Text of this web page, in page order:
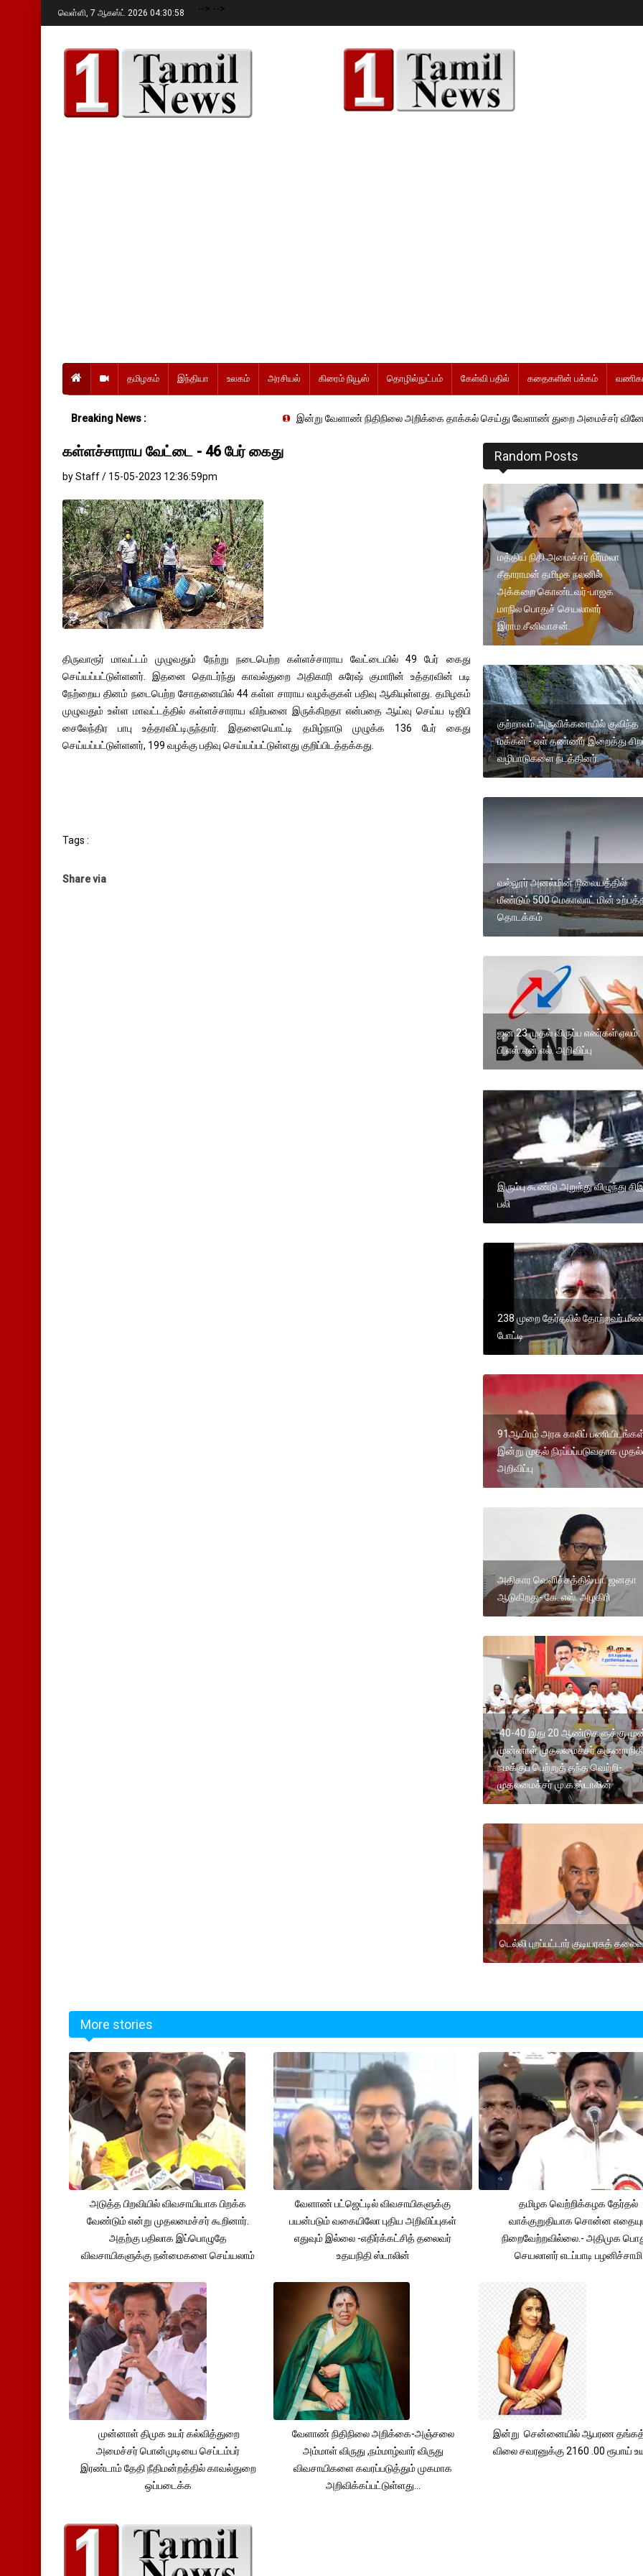
வெள்ளி, 7 ஆகஸ்ட் 2026 04:30:59 --> -->
தமிழகம் இந்தியா உலகம் அரசியல் கிரைம் நியூஸ் தொழில்நுட்பம் கேள்வி பதில் கதைகளின் பக்கம்
Breaking News : இன்று வேளாண் நிதிநிலை அறிக்கை தாக்கல் செய்து வேளாண் துறை அமைச்சர் வினோத் வாசித்து
கள்ளச்சாராய வேட்டை - 46 பேர் கைது
by Staff / 15-05-2023 12:36:59pm
திருவாரூர் மாவட்டம் முழுவதும் நேற்று நடைபெற்ற கள்ளச்சாராய வேட்டையில் 49 பேர் கைது
செய்யப்பட்டுள்ளனர். இதனை தொடர்ந்து காவல்துறை அதிகாரி சுரேஷ் குமாரின் உத்தரவின் படி
நேற்றைய தினம் நடைபெற்ற சோதனையில் 44 கள்ள சாராய வழக்குகள் பதிவு ஆகியுள்ளது. தமிழகம்
முழுவதும் உள்ள மாவட்டத்தில் கள்ளச்சாராய விற்பனை இருக்கிறதா என்பதை ஆய்வு செய்ய டிஜிபி
சைலேந்திர பாபு உத்தரவிட்டிருந்தார். இதனையொட்டி தமிழ்நாடு முழுக்க 136 பேர் கைது
செய்யப்பட்டுள்ளனர், 199 வழக்கு பதிவு செய்யப்பட்டுள்ளது குறிப்பிடத்தக்கது.
Tags :
Share via
Random Posts
மத்திய நிதி அமைச்சர் நிர்மலா
சீதாராமன் தமிழக நலனில்
அக்கறை கொண்டவர்-பாஜக
மாநில பொதுச் செயலாளர்
இராம.சீனிவாசன்.
குற்றாலம் அருவிக்கரையில் குவிந்த
மக்கள் - எள் தண்ணீர் இறைத்து
வழிபாடுகளை நடத்தினர்.
வல்லூர் அனல்மின் நிலையத்தில்
மீண்டும் 500 மெகாவாட் மின்
தொடக்கம்
ஜன.23 முதல் விருப்ப எண்கள் ஏலம்:
பி.எஸ்.என்.எல். அறிவிப்பு
இரும்பு கூண்டு அறுந்து விழுந்து
பலி
238 முறை தேர்தலில் தோற்றவர்
போட்டி
91ஆயிரம் அரசு காலிப்
இன்று முதல் நிரப்பப்படுவதாக
அறிவிப்பு
அதிகார வெளிச்சத்தில் பா. ஜனதா
ஆடுகிறது- கே. எஸ். அழகிரி
40-40 இது 20 ஆண்டுகளுக்கு
முன்னாள் முதலமைச்சர்
நமக்குப் பெற்றுத் தந்த வெற்றி-
முதலமைச்சர் மு.க.ஸ்டாலின்
டெல்லி புறப்பட்டார் குடியரசுத்
More stories
அடுத்த பிறவியில் விவசாயியாக பிறக்க
வேண்டும் என்று முதலமைச்சர் கூறினார்.
அதற்கு பதிலாக இப்பொழுதே
விவசாயிகளுக்கு நன்மைகளை செய்யலாம்
வேளாண் பட்ஜெட்டில் விவசாயிகளுக்கு
பயன்படும் வகையிலோ புதிய அறிவிப்புகள்
எதுவும் இல்லை -எதிர்க்கட்சித் தலைவர்
உதயநிதி ஸ்டாலின்
தமிழக வெற்றிக்கழக தேர்தல்
வாக்குறுதியாக சொன்ன
நிறைவேற்றவில்லை.- அதிமுக
செயலாளர் எடப்பாடி பழனிச்சாமி
முன்னாள் திமுக உயர் கல்வித்துறை
அமைச்சர் பொன்முடியை செப்டம்பர்
இரண்டாம் தேதி நீதிமன்றத்தில் காவல்துறை
ஒப்படைக்க
வேளாண் நிதிநிலை அறிக்கை-அஞ்சலை
அம்மாள் விருது ,நம்மாழ்வார் விருது
விவசாயிகளை கவரப்படுத்தும் முகமாக
அறிவிக்கப்பட்டுள்ளது...
இன்று சென்னையில் ஆபரண
விலை சவரனுக்கு 2160 .00 ரூபாய்